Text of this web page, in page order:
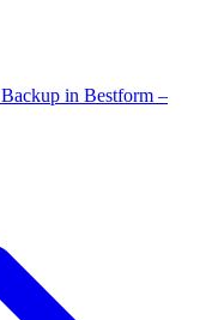
Backup in Bestform –